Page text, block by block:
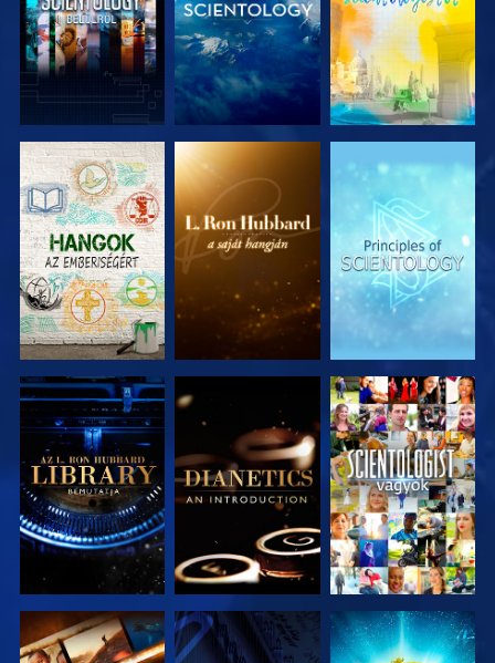
A SOROZAT
RÉSZEI
A SOROZAT
RÉSZEI
A SOROZAT
RÉSZEI
A SOROZAT
RÉSZEI
A SOROZAT
RÉSZEI
MŰSORNÉZÉS